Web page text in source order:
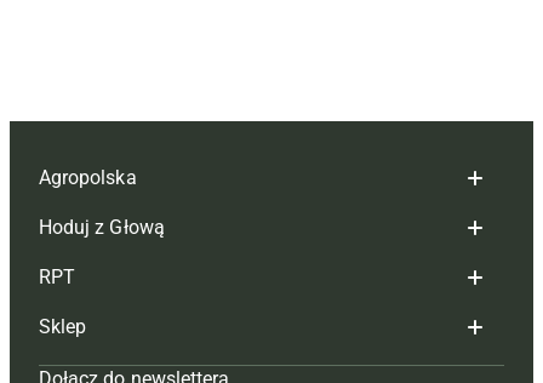
Agropolska
Redakcja
Reklama
Tagi
Hoduj z Głową
Hoduj z głową bydło
Hoduj z głową świnie
RPT
Redakcja
Sklep